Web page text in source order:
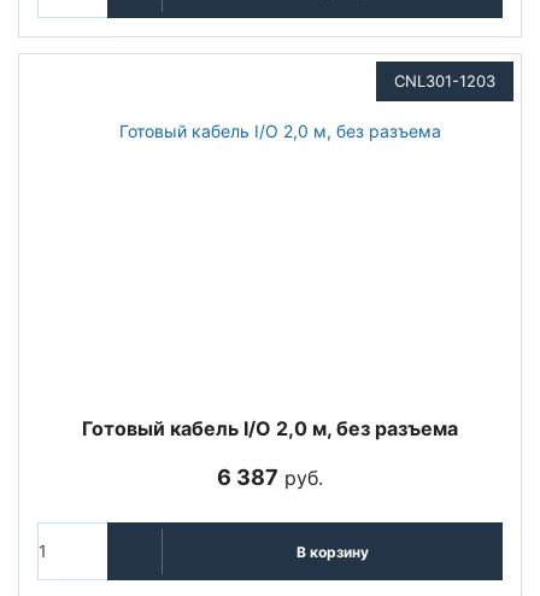
CNL301-1203
Готовый кабель I/O 2,0 м, без разъема
6 387 руб.
В корзину